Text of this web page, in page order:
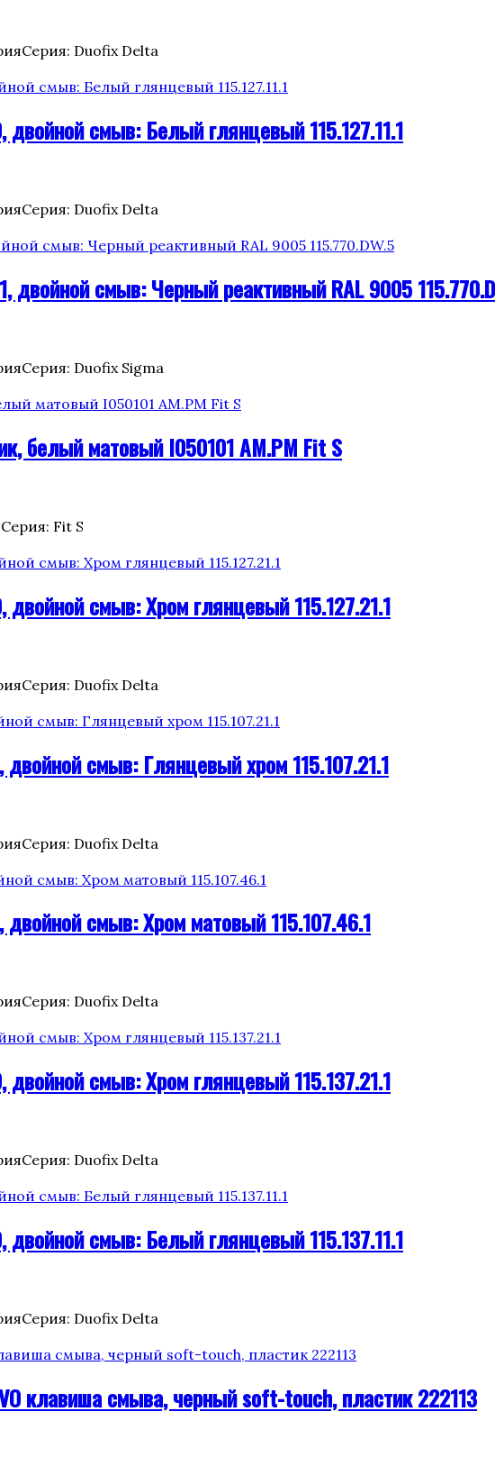
Серия: Duofix Delta
смыв: Белый глянцевый 115.127.11.1
Серия: Duofix Delta
смыв: Черный реактивный RAL 9005
Серия: Duofix Sigma
белый матовый I050101 AM.PM Fit S
Серия: Fit S
смыв: Хром глянцевый 115.127.21.1
Серия: Duofix Delta
смыв: Глянцевый хром 115.107.21.1
Серия: Duofix Delta
смыв: Хром матовый 115.107.46.1
Серия: Duofix Delta
смыв: Хром глянцевый 115.137.21.1
Серия: Duofix Delta
смыв: Белый глянцевый 115.137.11.1
Серия: Duofix Delta
клавиша смыва, черный soft-touch, пластик 222113